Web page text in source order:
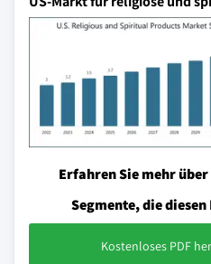
Erfahren Sie mehr
Segmente, die
Kostenloses PDF